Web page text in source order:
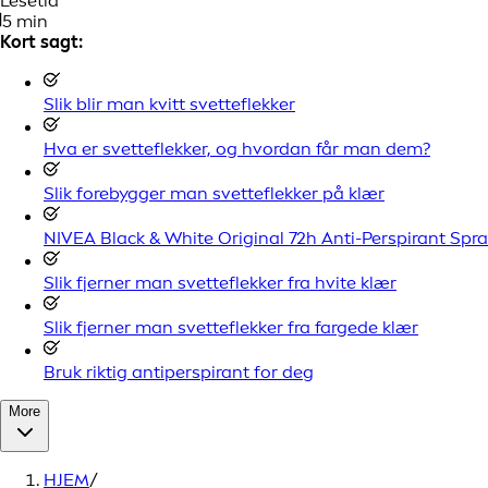
5 min
Kort sagt:
Slik blir man kvitt svetteflekker
Hva er svetteflekker, og hvordan får man dem?
Slik forebygger man svetteflekker på klær
NIVEA Black & White Original 72h Anti-Perspirant
Slik fjerner man svetteflekker fra hvite klær
Slik fjerner man svetteflekker fra fargede klær
Bruk riktig antiperspirant for deg
More
HJEM/